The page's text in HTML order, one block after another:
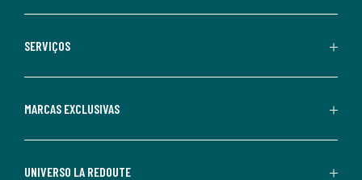
SERVIÇOS
MARCAS EXCLUSIVAS
UNIVERSO LA REDOUTE